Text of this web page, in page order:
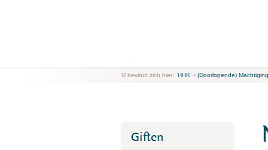
U bevindt zich hier: HHK › (Doorlopende) Machtiging
Giften